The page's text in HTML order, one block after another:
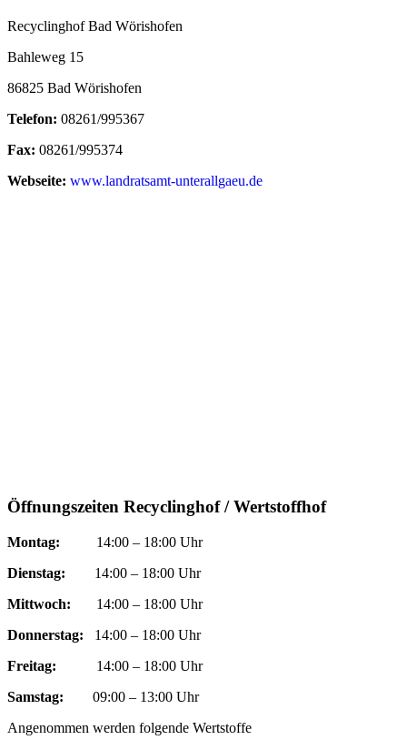
Recyclinghof Bad Wörishofen
Bahleweg 15
86825 Bad Wörishofen
Telefon: 08261/995367
Fax: 08261/995374
Webseite: www.landratsamt-unterallgaeu.de
Öffnungszeiten Recyclinghof / Wertstoffhof
Montag: 14:00 – 18:00 Uhr
Dienstag: 14:00 – 18:00 Uhr
Mittwoch: 14:00 – 18:00 Uhr
Donnerstag: 14:00 – 18:00 Uhr
Freitag: 14:00 – 18:00 Uhr
Samstag:
09:00 – 13:00 Uhr
Angenommen werden folgende Wertstoffe